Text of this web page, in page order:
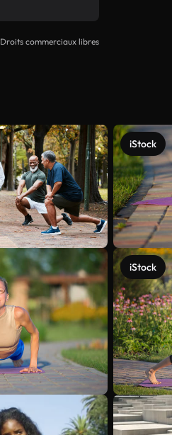
Droits commerciaux libres
iStock
iStock